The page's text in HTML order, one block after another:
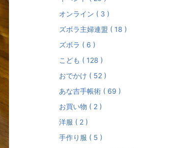
オンライン ( 3 )
ズボラ主婦連盟 ( 18 )
ズボラ ( 6 )
こども ( 128 )
おでかけ ( 52 )
あな吉手帳術 ( 69 )
お買い物 ( 2 )
洋服 ( 2 )
手作り服 ( 5 )